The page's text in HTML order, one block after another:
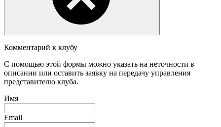
Комментарий к клубу
С помощью этой формы можно указать на неточности в
описании или оставить заявку на передачу управления
представителю клуба.
Имя
Email